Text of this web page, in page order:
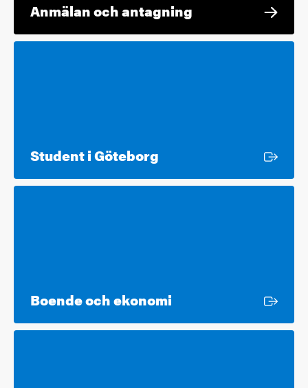
Anmälan och antagning
Student i Göteborg
Boende och ekonomi